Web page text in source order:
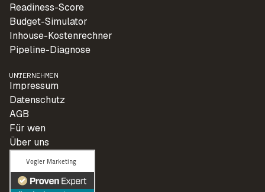
Readiness-Score
Budget-Simulator
Inhouse-Kostenrechner
Pipeline-Diagnose
UNTERNEHMEN
Impressum
Datenschutz
AGB
Für wen
Über uns